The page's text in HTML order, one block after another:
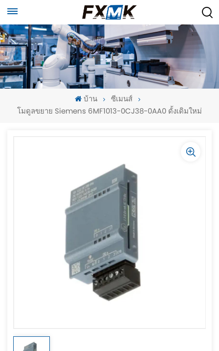
บ้าน
ซีเมนส์
โมดูลขยาย Siemens 6MF1013-0CJ38-0AA0 ดั้งเดิมใหม่